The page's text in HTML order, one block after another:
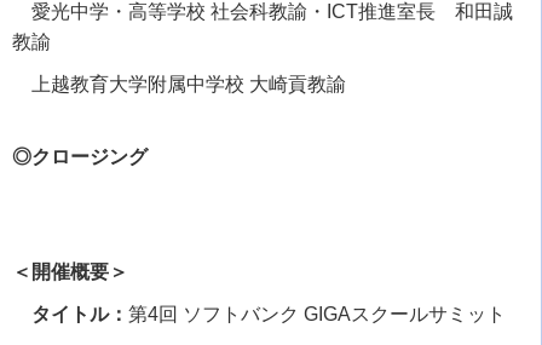
愛光中学・高等学校 社会科教諭・ ICT推進室長 和田誠
教諭
上越教育大学附属中学校 大崎貢教諭
◎クロージング
＜開催概要＞
タイトル： 第4回 ソフトバンク GIGAスクールサミット